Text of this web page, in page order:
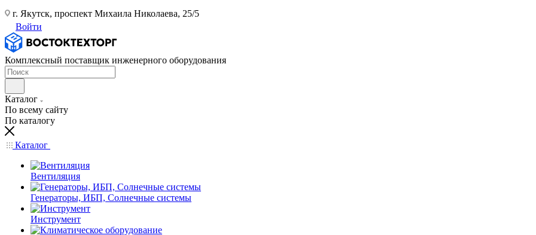
г. Якутск, проспект Михаила Николаева, 25/5
Войти
Комплексный поставщик инженерного оборудования
Каталог
По всему сайту
По каталогу
Каталог
Вентиляция
Генераторы, ИБП, Солнечные системы
Инструмент